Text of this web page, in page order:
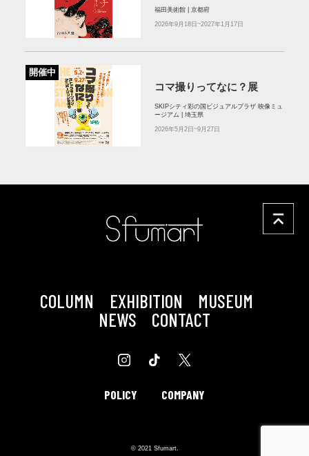
福田美術館 | 京都府
2026年9月18日~2027年1月17日
開催中
コマ撮りってなに？展
SKIPシティ彩の国ビジュアルプラザ 映像ミュ
ージアム | 埼玉県
2026年5月2日~9月27日
COLUMN EXHIBITION
MUSEUM
NEWS
CONTACT
POLICY COMPANY
© 2021 Sfumart.